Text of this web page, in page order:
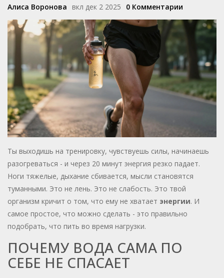
Алиса Воронова вкл дек 2 2025 0 Комментарии
Ты выходишь на тренировку, чувствуешь силы, начинаешь
разогреваться - и через 20 минут энергия резко падает.
Ноги тяжелые, дыхание сбивается, мысли становятся
туманными. Это не лень. Это не слабость. Это твой
организм кричит о том, что ему не хватает энергии. И
самое простое, что можно сделать - это правильно
подобрать, что пить во время нагрузки.
ПОЧЕМУ ВОДА САМА ПО
СЕБЕ НЕ СПАСАЕТ